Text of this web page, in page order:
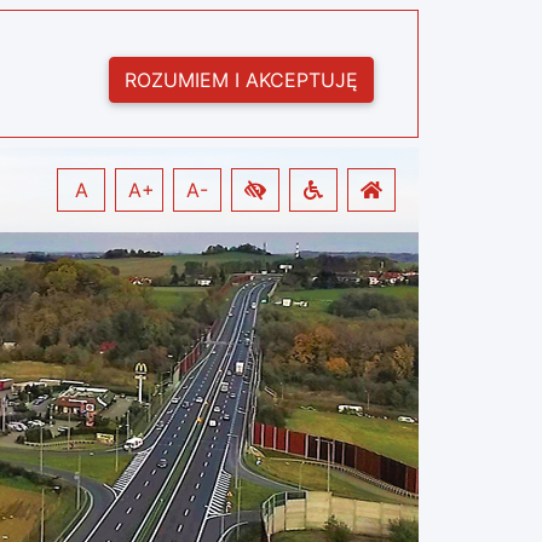
ROZUMIEM I AKCEPTUJĘ
A A+ A-